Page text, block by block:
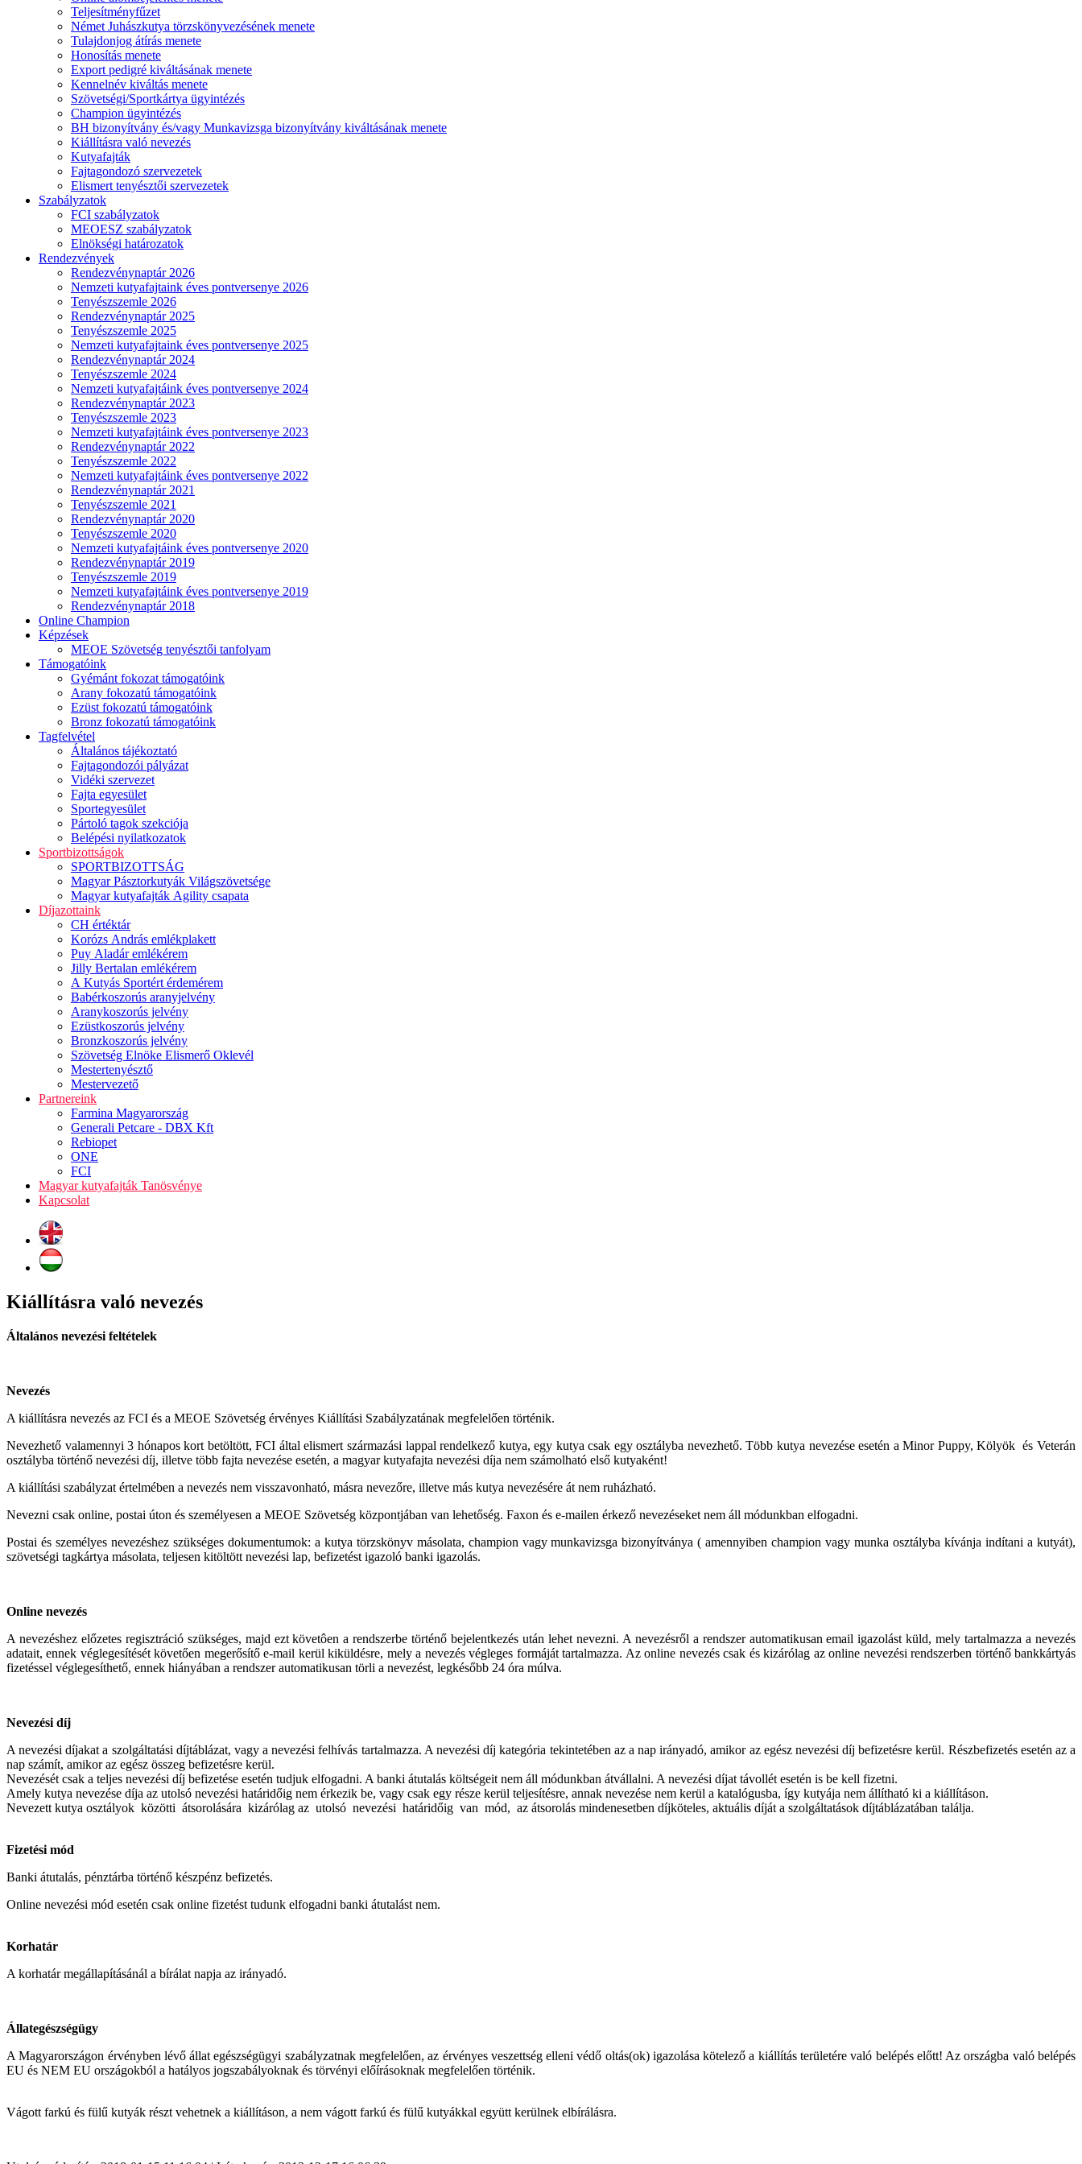
Teljesítményfűzet
Német Juhászkutya törzskönyvezésének menete
Tulajdonjog átírás menete
Honosítás menete
Export pedigré kiváltásának menete
Kennelnév kiváltás menete
Szövetségi/Sportkártya ügyintézés
Champion ügyintézés
BH bizonyítvány és/vagy Munkavizsga bizonyítvány kiváltásának menete
Kiállításra való nevezés
Kutyafajták
Fajtagondozó szervezetek
Elismert tenyésztői szervezetek
Szabályzatok
FCI szabályzatok
MEOESZ szabályzatok
Elnökségi határozatok
Rendezvények
Rendezvénynaptár 2026
Nemzeti kutyafajtaink éves pontversenye 2026
Tenyészszemle 2026
Rendezvénynaptár 2025
Tenyészszemle 2025
Nemzeti kutyafajtaink éves pontversenye 2025
Rendezvénynaptár 2024
Tenyészszemle 2024
Nemzeti kutyafajtáink éves pontversenye 2024
Rendezvénynaptár 2023
Tenyészszemle 2023
Nemzeti kutyafajtáink éves pontversenye 2023
Rendezvénynaptár 2022
Tenyészszemle 2022
Nemzeti kutyafajtáink éves pontversenye 2022
Rendezvénynaptár 2021
Tenyészszemle 2021
Rendezvénynaptár 2020
Tenyészszemle 2020
Nemzeti kutyafajtáink éves pontversenye 2020
Rendezvénynaptár 2019
Tenyészszemle 2019
Nemzeti kutyafajtáink éves pontversenye 2019
Rendezvénynaptár 2018
Online Champion
Képzések
MEOE Szövetség tenyésztői tanfolyam
Támogatóink
Gyémánt fokozat támogatóink
Arany fokozatú támogatóink
Ezüst fokozatú támogatóink
Bronz fokozatú támogatóink
Tagfelvétel
Általános tájékoztató
Fajtagondozói pályázat
Vidéki szervezet
Fajta egyesület
Sportegyesület
Pártoló tagok szekciója
Belépési nyilatkozatok
Sportbizottságok
SPORTBIZOTTSÁG
Magyar Pásztorkutyák Világszövetsége
Magyar kutyafajták Agility csapata
Díjazottaink
CH értéktár
Korózs András emlékplakett
Puy Aladár emlékérem
Jilly Bertalan emlékérem
A Kutyás Sportért érdemérem
Babérkoszorús aranyjelvény
Aranykoszorús jelvény
Ezüstkoszorús jelvény
Bronzkoszorús jelvény
Szövetség Elnöke Elismerő Oklevél
Mestertenyésztő
Mestervezető
Partnereink
Farmina Magyarország
Generali Petcare - DBX Kft
Rebiopet
ONE
FCI
Magyar kutyafajták Tanösvénye
Kapcsolat
Kiállításra való nevezés
Általános nevezési feltételek
Nevezés
A kiállításra nevezés az FCI és a MEOE Szövetség érvényes Kiállítási Szabályzatának megfelelően történik.
Nevezhető valamennyi 3 hónapos kort betöltött, FCI által elismert származási lappal rendelkező kutya, egy kutya csak egy osztályba nevezhető. Több kutya nevezése esetén a Minor Puppy, Kölyök és Veterán
osztályba történő nevezési díj, illetve több fajta nevezése esetén, a magyar kutyafajta nevezési díja nem számolható első kutyaként!
A kiállítási szabályzat értelmében a nevezés nem visszavonható, másra nevezőre, illetve más kutya nevezésére át nem ruházható.
Nevezni csak online, postai úton és személyesen a MEOE Szövetség központjában van lehetőség. Faxon és e-mailen érkező nevezéseket nem áll módunkban elfogadni.
Postai és személyes nevezéshez szükséges dokumentumok: a kutya törzskönyv másolata, champion vagy munkavizsga bizonyítványa ( amennyiben champion vagy munka osztályba kívánja indítani a kutyát),
szövetségi tagkártya másolata, teljesen kitöltött nevezési lap, befizetést igazoló banki igazolás.
Online nevezés
A nevezéshez előzetes regisztráció szükséges, majd ezt követôen a rendszerbe történő bejelentkezés után lehet nevezni. A nevezésről a rendszer automatikusan email igazolást küld, mely tartalmazza a nevezés
adatait, ennek véglegesítését követően megerősítő e-mail kerül kiküldésre, mely a nevezés végleges formáját tartalmazza. Az online nevezés csak és kizárólag az online nevezési rendszerben történő bankkártyás
fizetéssel véglegesíthető, ennek hiányában a rendszer automatikusan törli a nevezést, legkésőbb 24 óra múlva.
Nevezési díj
A nevezési díjakat a szolgáltatási díjtáblázat, vagy a nevezési felhívás tartalmazza. A nevezési díj kategória tekintetében az a nap irányadó, amikor az egész nevezési díj befizetésre kerül. Részbefizetés esetén az a
nap számít, amikor az egész összeg befizetésre kerül.
Nevezését csak a teljes nevezési díj befizetése esetén tudjuk elfogadni. A banki átutalás költségeit nem áll módunkban átvállalni. A nevezési díjat távollét esetén is be kell fizetni.
Amely kutya nevezése díja az utolsó nevezési határidőig nem érkezik be, vagy csak egy része kerül teljesítésre, annak nevezése nem kerül a katalógusba, így kutyája nem állítható ki a kiállításon.
Nevezett kutya osztályok közötti átsorolására kizárólag az utolsó nevezési határidőig van mód, az átsorolás mindenesetben díjköteles, aktuális díját a szolgáltatások díjtáblázatában találja.
Fizetési mód
Banki átutalás, pénztárba történő készpénz befizetés.
Online nevezési mód esetén csak online fizetést tudunk elfogadni banki átutalást nem.
Korhatár
A korhatár megállapításánál a bírálat napja az irányadó.
Állategészségügy
A Magyarországon érvényben lévő állat egészségügyi szabályzatnak megfelelően, az érvényes veszettség elleni védő oltás(ok) igazolása kötelező a kiállítás területére való belépés előtt! Az országba való belépés
EU és NEM EU országokból a hatályos jogszabályoknak és törvényi előírásoknak megfelelően történik.
Vágott farkú és fülű kutyák részt vehetnek a kiállításon, a nem vágott farkú és fülű kutyákkal együtt kerülnek elbírálásra.